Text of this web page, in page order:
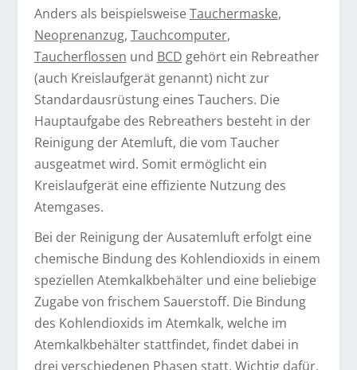
Anders als beispielsweiseTauchermaske,
Neoprenanzug, Tauchcomputer,
Taucherflossen und BCD gehört ein Rebreather
(auch Kreislaufgerät genannt) nicht zur
Standardausrüstung eines Tauchers. Die
Hauptaufgabe des Rebreathers besteht in der
Reinigung der Atemluft, die vom Taucher
ausgeatmet wird. Somit ermöglicht ein
Kreislaufgerät eine effiziente Nutzung des
Atemgases.
Bei der Reinigung der Ausatemluft erfolgt eine
chemische Bindung des Kohlendioxids in einem
speziellen Atemkalkbehälter und eine beliebige
Zugabe von frischem Sauerstoff. Die Bindung
des Kohlendioxids im Atemkalk, welche im
Atemkalkbehälter stattfindet, findet dabei in
drei verschiedenen Phasen statt. Wichtig dafür,